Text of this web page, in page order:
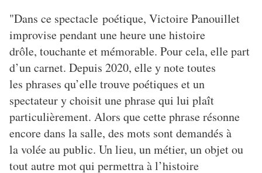
"Dans ce spectacle poétique, Victoire Panouillet
improvise pendant une heure une histoire
drôle, touchante et mémorable. Pour cela, elle part
d’un carnet. Depuis 2020, elle y note toutes
les phrases qu’elle trouve poétiques et un
spectateur y choisit une phrase qui lui plaît
particulièrement. Alors que cette phrase résonne
encore dans la salle, des mots sont demandés à
la volée au public. Un lieu, un métier, un objet ou
tout autre mot qui permettra à l’histoire